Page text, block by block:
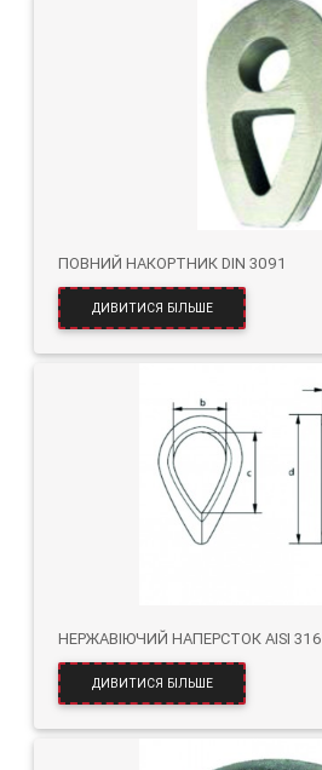
ПОВНИЙ НАКОРТНИК DIN 3091
ДИВИТИСЯ БІЛЬШЕ
НЕРЖАВІЮЧИЙ НАПЕРСТОК AISI 316
ДИВИТИСЯ БІЛЬШЕ